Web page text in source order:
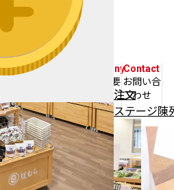
Information
ン
Catalog
Company
会社概要
Contact
お問い合
わせ
ステージ陳
注文
注文